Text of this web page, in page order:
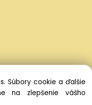
Súbory cookie a ďalšie
na zlepšenie vášho